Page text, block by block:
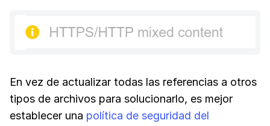
En vez de actualizar todas las referencias a otros
tipos de archivos para solucionarlo, es mejor
establecer una política de seguridad del